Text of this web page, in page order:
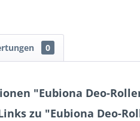
0
"Eubiona Deo-
zu "Eubiona Deo-